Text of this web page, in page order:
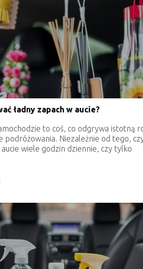
ładny zapach w aucie?
to coś, co odgrywa istotną
podróżowania. Niezależnie od tego,
wiele godzin dziennie, czy tylko